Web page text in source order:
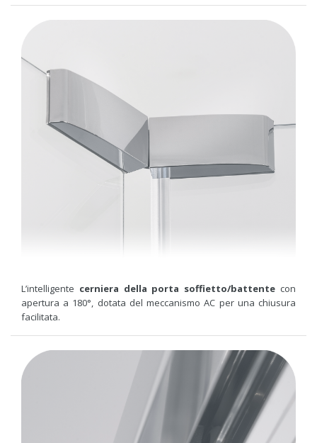
L’intelligente cerniera della porta soffietto/battente con
apertura a 180°, dotata del meccanismo AC per una chiusura
facilitata.